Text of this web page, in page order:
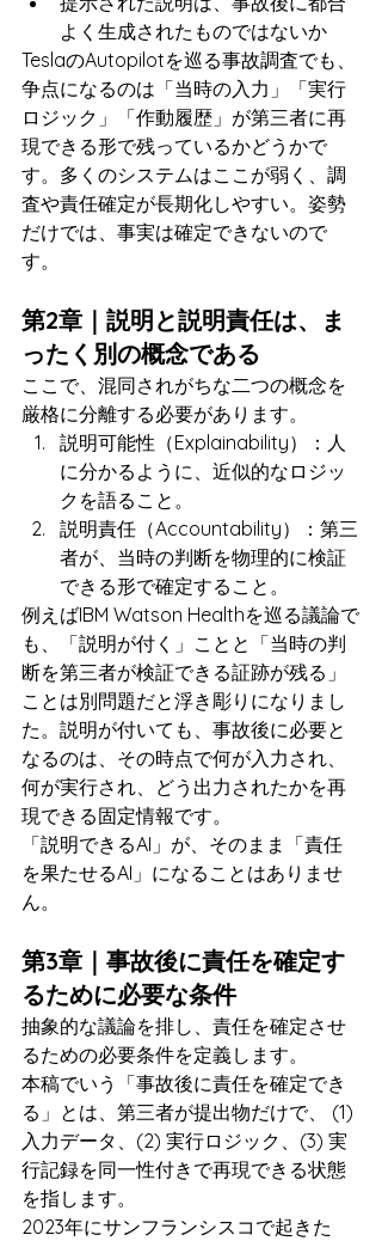
よく生成されたものではないか
TeslaのAutopilotを巡る事故調査でも、
争点になるのは「当時の入力」「実行
ロジック」「作動履歴」が第三者に再
現できる形で残っているかどうかで
す。多くのシステムはここが弱く、調
査や責任確定が長期化しやすい。姿勢
だけでは、事実は確定できないので
す。
第2章｜説明と説明責任は、ま
ったく別の概念である
ここで、混同されがちな二つの概念を
厳格に分離する必要があります。
説明可能性（Explainability）：人
に分かるように、近似的なロジッ
クを語ること。
説明責任（Accountability）：第三
者が、当時の判断を物理的に検証
できる形で確定すること。
例えばIBM Watson Healthを巡る議論で
も、「説明が付く」ことと「当時の判
断を第三者が検証できる証跡が残る」
ことは別問題だと浮き彫りになりまし
た。説明が付いても、事故後に必要と
なるのは、その時点で何が入力され、
何が実行され、どう出力されたかを再
現できる固定情報です。
「説明できるAI」が、そのまま「責任
を果たせるAI」になることはありませ
ん。
第3章｜事故後に責任を確定す
るために必要な条件
抽象的な議論を排し、責任を確定させ
るための必要条件を定義します。
本稿でいう「事故後に責任を確定でき
る」とは、第三者が提出物だけで、 (1)
入力データ、(2) 実行ロジック、(3) 実
行記録を同一性付きで再現できる状態
を指します。
2023年にサンフランシスコで起きた